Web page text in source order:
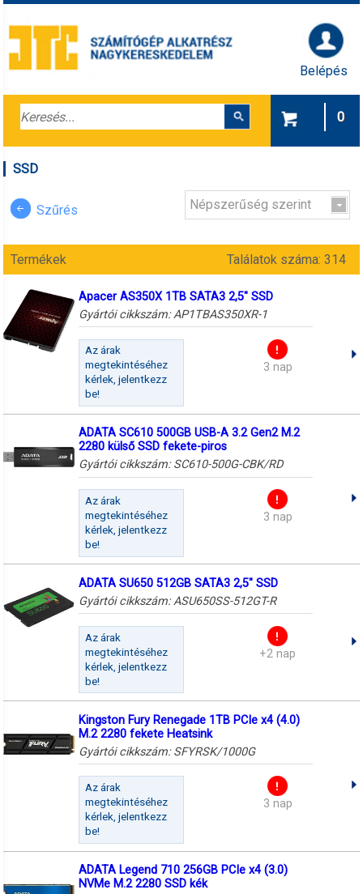
Belépés
0
SSD
Szűrés Népszerűség szerint
Termékek Találatok száma: 314
Apacer AS350X 1TB SATA3 2,5" SSD
Gyártói cikkszám:AP1TBAS350XR-1
Az árak
megtekintéséhez
kérlek, jelentkezz
be!
3 nap
ADATA SC610 500GB USB-A 3.2 Gen2 M.2
2280 külső SSD fekete-piros
Gyártói cikkszám: SC610-500G-CBK/RD
Az árak
megtekintéséhez
kérlek, jelentkezz
be!
3 nap
ADATA SU650 512GB SATA3 2,5" SSD
Gyártói cikkszám:ASU650SS-512GT-R
Az árak
megtekintéséhez
kérlek, jelentkezz
be!
+2 nap
Kingston Fury Renegade 1TB PCIe x4 (4.0)
M.2 2280 fekete Heatsink
Gyártói cikkszám: SFYRSK/1000G
Az árak
megtekintéséhez
kérlek, jelentkezz
be!
3 nap
ADATA Legend 710 256GB PCIe x4 (3.0)
NVMe M.2 2280 SSD kék